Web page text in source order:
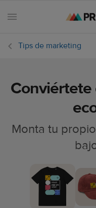
Todos
Tips de
Tips de marketing
Monta tu